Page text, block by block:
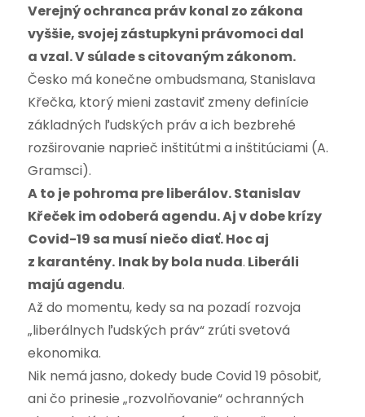
Verejný ochranca práv konal zo zákona
vyššie, svojej zástupkyni právomoci dal
a vzal. V súlade s citovaným zákonom.
Česko má konečne ombudsmana, Stanislava
Křečka, ktorý mieni zastaviť zmeny definície
základných ľudských práv a ich bezbrehé
rozširovanie naprieč inštitútmi a inštitúciami (A.
Gramsci).
A to je pohroma pre liberálov. Stanislav
Křeček im odoberá agendu. Aj v dobe krízy
Covid-19 sa musí niečo diať. Hoc aj
z karantény. Inak by bola nuda. Liberáli
majú agendu.
Až do momentu, kedy sa na pozadí rozvoja
„liberálnych ľudských práv“ zrúti svetová
ekonomika.
Nik nemá jasno, dokedy bude Covid 19 pôsobiť,
ani čo prinesie „rozvolňovanie“ ochranných